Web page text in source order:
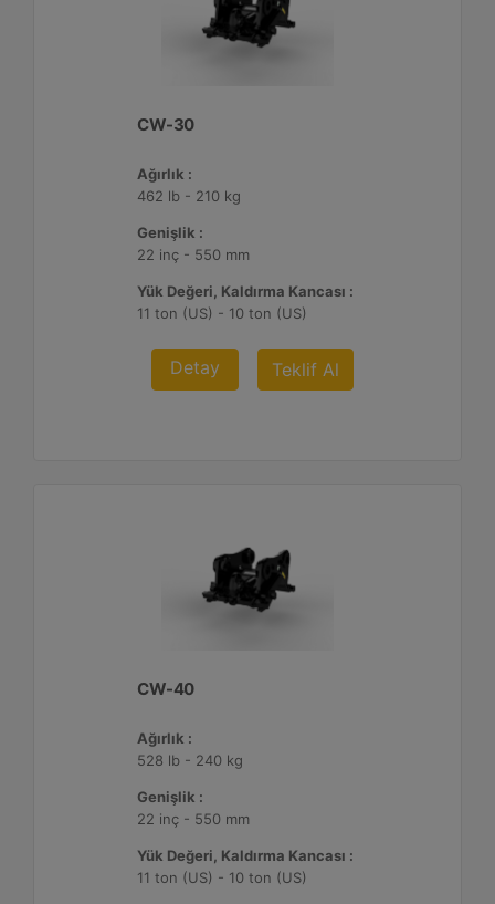
CW-30
Ağırlık :
462 lb - 210 kg
Genişlik :
22 inç - 550 mm
Yük Değeri, Kaldırma Kancası :
11 ton (US) - 10 ton (US)
Detay Teklif Al
CW-40
Ağırlık :
528 lb - 240 kg
Genişlik :
22 inç - 550 mm
Yük Değeri, Kaldırma Kancası :
11 ton (US) - 10 ton (US)